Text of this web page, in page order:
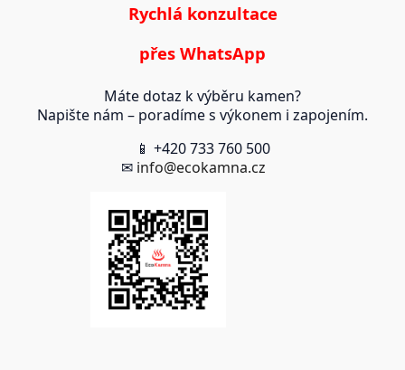
Rychlá konzultace
přes WhatsApp
Máte dotaz k výběru kamen?
Napište nám – poradíme s výkonem i zapojením.
📱 +420 733 760 500
✉ info@ecokamna.cz